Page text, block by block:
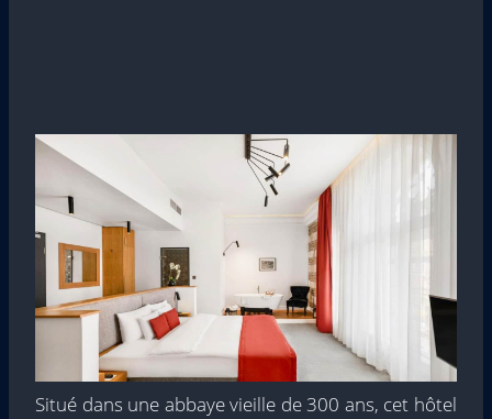
Situé dans une abbaye vieille de 300 ans, cet hôtel